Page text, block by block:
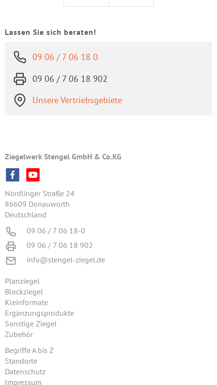
Lassen Sie sich beraten!
09 06 / 7 06 18 0
09 06 / 7 06 18 902
Unsere Vertriebsgebiete
Ziegelwerk Stengel GmbH & Co.KG
Nördlinger Straße 24
86609 Donauwörth
Deutschland
09 06 / 7 06 18-0
09 06 / 7 06 18 902
info@stengel-ziegel.de
Planziegel
Blockziegel
Kleinformate
Ergänzungsprodukte
Sonstige Ziegel
Zubehör
Begriffe A bis Z
Standorte
Datenschutz
Impressum